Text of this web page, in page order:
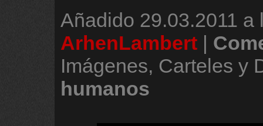
Añadido 29.03.2011 a
ArhenLambert |
Imágenes, Carteles y
humanos